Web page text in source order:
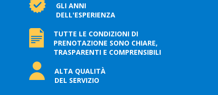
GLI ANNI
DELL'ESPERIENZA
TUTTE LE CONDIZIONI DI
PRENOTAZIONE SONO CHIARE,
TRASPARENTI E COMPRENSIBILI
ALTA QUALITÀ
DEL SERVIZIO